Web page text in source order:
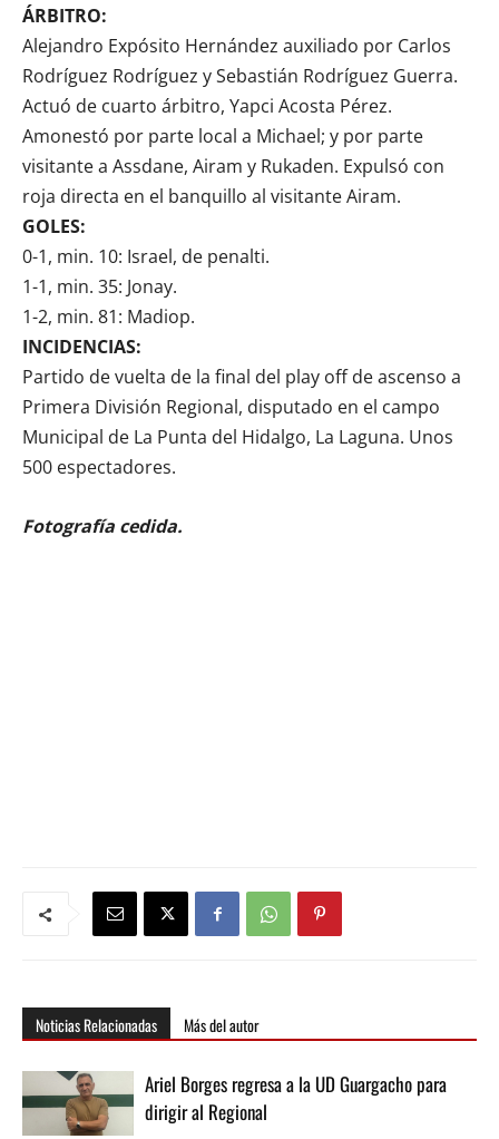
ÁRBITRO:
Alejandro Expósito Hernández auxiliado por Carlos
Rodríguez Rodríguez y Sebastián Rodríguez Guerra.
Actuó de cuarto árbitro, Yapci Acosta Pérez.
Amonestó por parte local a Michael; y por parte
visitante a Assdane, Airam y Rukaden. Expulsó con
roja directa en el banquillo al visitante Airam.
GOLES:
0-1, min. 10: Israel, de penalti.
1-1, min. 35: Jonay.
1-2, min. 81: Madiop.
INCIDENCIAS:
Partido de vuelta de la final del play off de ascenso a
Primera División Regional, disputado en el campo
Municipal de La Punta del Hidalgo, La Laguna. Unos
500 espectadores.
Fotografía cedida.
Noticias Relacionadas Más del autor
Ariel Borges regresa a la UD Guargacho para
dirigir al Regional